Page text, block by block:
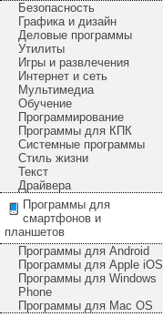
Безопасность
Графика и дизайн
Деловые программы
Утилиты
Игры и развлечения
Интернет и сеть
Мультимедиа
Обучение
Программирование
Программы для КПК
Системные программы
Стиль жизни
Текст
Драйвера
Программы для
смартфонов и
планшетов
Программы для Android
Программы для Apple iOS
Программы для Windows
Phone
Программы для Mac OS